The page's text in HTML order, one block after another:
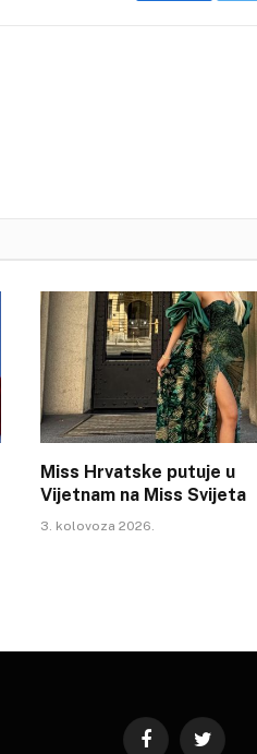
Miss Hrvatske putuje u
Vijetnam na Miss Svijeta
3. kolovoza 2026.
FacebookTwitter